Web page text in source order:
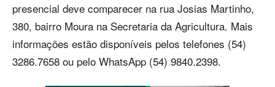
presencial deve comparecer na rua Josias Martinho,
380, bairro Moura na Secretaria da Agricultura. Mais
informações estão disponíveis pelos telefones (54)
3286.7658 ou pelo WhatsApp (54) 9840.2398.